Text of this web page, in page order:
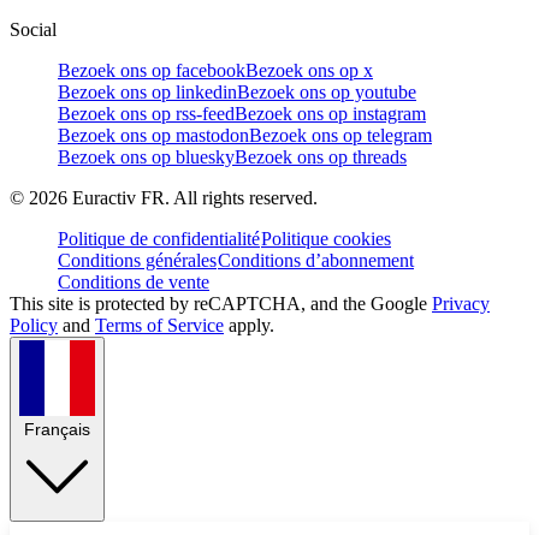
Social
Bezoek ons op facebookBezoek ons op x
Bezoek ons op linkedinBezoek ons op youtube
Bezoek ons op rss-feedBezoek ons op instagram
Bezoek ons op mastodonBezoek ons op telegram
Bezoek ons op blueskyBezoek ons op threads
© 2026 Euractiv FR. All rights reserved.
Politique de confidentialitéPolitique cookies
Conditions généralesConditions d’abonnement
Conditions de vente
This site is protected by reCAPTCHA, and the Google Privacy
Policy and Terms of Service apply.
Français